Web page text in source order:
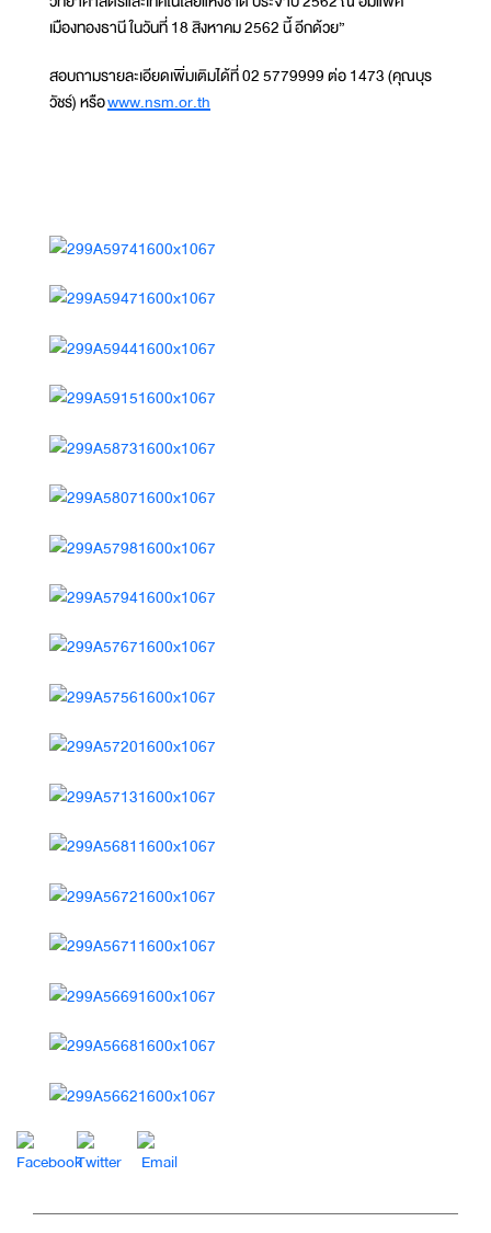
เมืองทองธานี ในวันที่ 18 สิงหาคม 2562 นี้ อีกด้วย”
สอบถามรายละเอียดเพิ่มเติมได้ที่ 02 5779999 ต่อ 1473 (คุณบุร
วัชร์) หรือwww.nsm.or.th